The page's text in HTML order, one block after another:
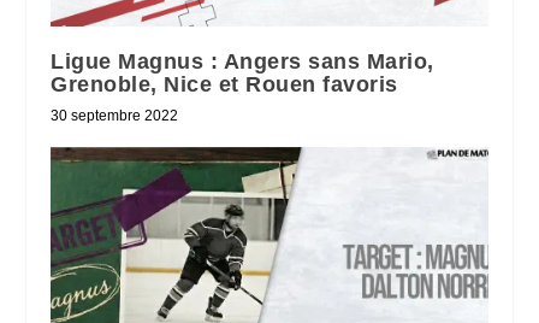
Ligue Magnus : Angers sans Mario,
Grenoble, Nice et Rouen favoris
30 septembre 2022